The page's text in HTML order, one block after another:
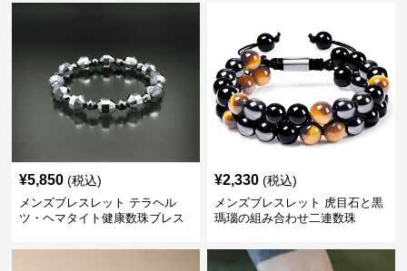
¥5,850 (税込)
メンズブレスレット テラヘル
ツ・ヘマタイト健康数珠ブレス
¥2,330 (税込)
メンズブレスレット 虎目石と黒
瑪瑙の組み合わせ二連数珠